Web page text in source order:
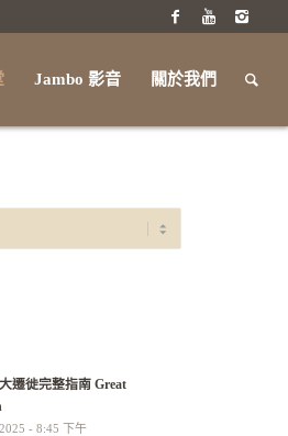
Jambo 影音 關於我們
遷徙完整指南 Great
- 8:45 下午